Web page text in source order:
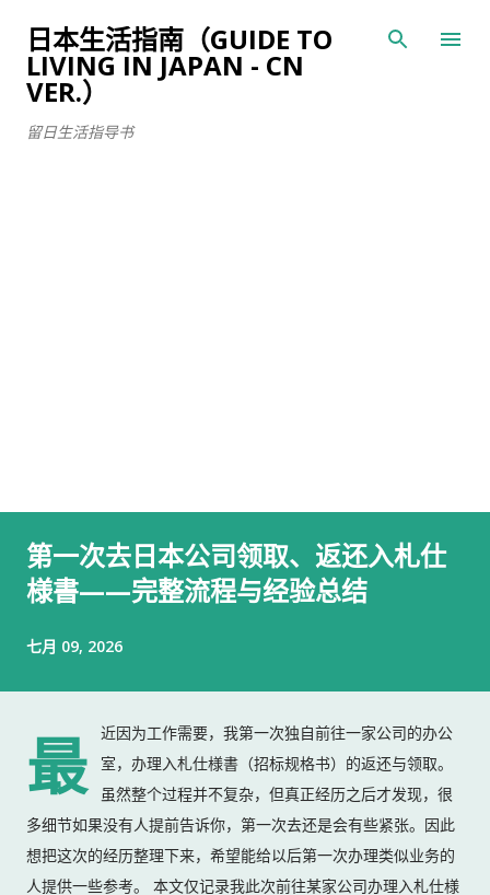
跳至主要内容
日本生活指南（GUIDE TO
LIVING IN JAPAN - CN
VER.）
留日生活指导书
第一次去日本公司领取、返还入札仕
様書——完整流程与经验总结
七月 09, 2026
最
近因为工作需要，我第一次独自前往一家公司的办公
室，办理入札仕様書（招标规格书）的返还与领取。
虽然整个过程并不复杂，但真正经历之后才发现，很
多细节如果没有人提前告诉你，第一次去还是会有些紧张。因此
想把这次的经历整理下来，希望能给以后第一次办理类似业务的
人提供一些参考。 本文仅记录我此次前往某家公司办理入札仕様